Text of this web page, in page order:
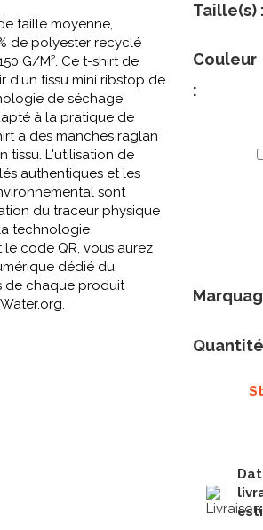
taille moyenne,
de polyester recyclé
G/M². Ce t-shirt de
d'un tissu mini ribstop de
de séchage
à la pratique de
a des manches raglan
tissu. L'utilisation de
authentiques et les
sont
du traceur physique
technologie
code QR, vous aurez
dédié du
de chaque produit
Taille(s) :
Couleur
: